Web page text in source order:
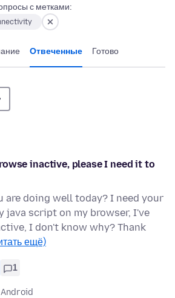
с метками:
Отвеченные Готово
inactive, please I need it to
are doing well today? I need your
java script on my browser, I've
I don't know why? Thank
ещё)
1